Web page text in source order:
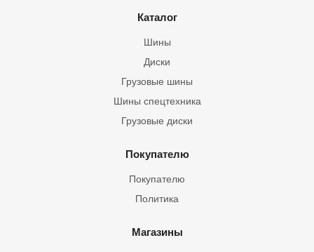
Каталог
Шины
Грузовые шины
Шины спецтехника
Диски
Грузовые диски
Покупателю
Покупателю
Политика
Магазины